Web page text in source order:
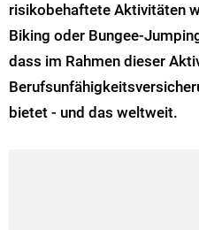
risikobehaftete Aktivitäten
Biking oder Bungee-
dass im Rahmen dieser
bietet - und das weltweit.